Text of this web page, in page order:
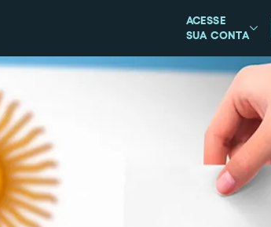
ACESSE
SUA CONTA